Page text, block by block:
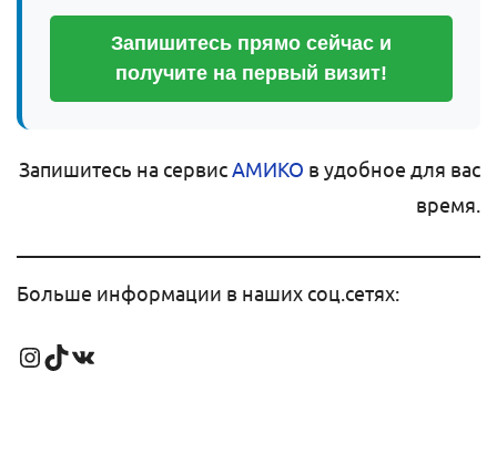
Запишитесь прямо сейчас и
получите на первый визит!
Запишитесь на сервис АМИКО в удобное для вас
время.
Больше информации в наших соц.сетях:
Instagram
TikTok
VK